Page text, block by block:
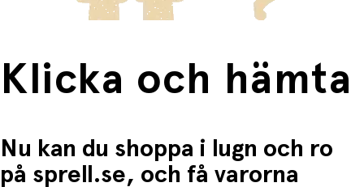
Klicka och hämta
Nu kan du shoppa i lugn och ro
på sprell.se, och få varorna